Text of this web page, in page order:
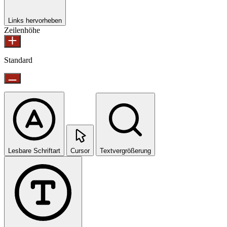
Links hervorheben
Zeilenhöhe
Standard
Lesbare Schriftart Cursor Textvergrößerung